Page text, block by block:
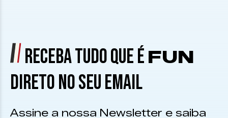
RECEBA TUDO QUE É FUN
DIRETO NO SEU EMAIL
Assine a nossa Newsletter e saiba